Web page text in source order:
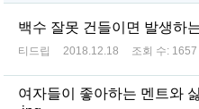
백수 잘못 건들이면 발생하
티드립 2018.12.18 조회 수: 1657
여자들이 좋아하는 멘트와